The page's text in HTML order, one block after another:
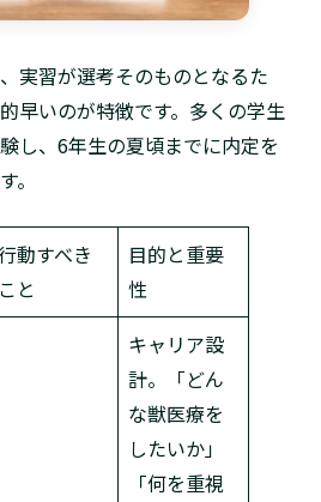
実習が選考そのものとなるた
早いのが特徴です。多くの学生
し、6年生の夏頃までに内定を
。
動すべき
こと
目的と重要
性
キャリア設
計。「どん
な獣医療を
したいか」
「何を重視